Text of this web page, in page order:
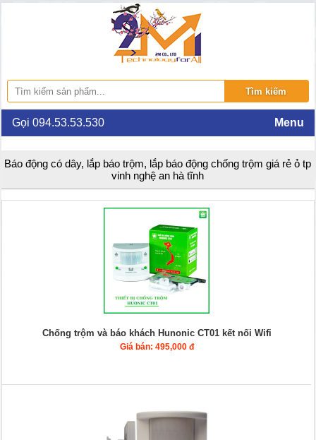
Gọi 094.53.53.530 Menu
Báo động có dây, lắp báo trộm, lắp báo động chống trộm giá rẻ ỏ tp
vinh nghệ an hà tĩnh
Chống trộm và báo khách Hunonic CT01 kết nối Wifi
Giá bán: 495,000 đ